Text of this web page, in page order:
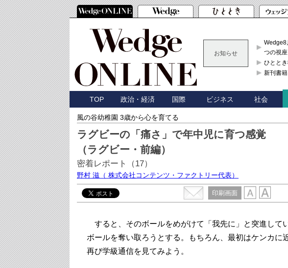
お知らせ
Wedge8
つの視座
ひとと
新刊書
TOP 政治・経済 国際 ビジネス 社会
風の谷幼稚園 3歳から心を育てる
ラグビーの「痛さ」で年中児に育つ感覚
（ラグビー・前編）
密着レポート（17）
野村 滋 （ 株式会社コンテンツ・ファクトリー代表）
印刷画面
すると、そのボールをめがけて「我先に」と突進して
ボールを奪い取ろうとする。もちろん、最初はケンカに
再び学級通信を見てみよう。